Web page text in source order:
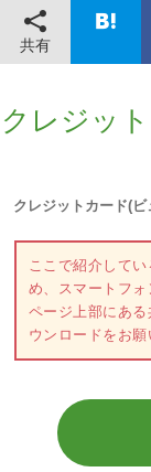
共有
クレジッ
クレジットカード(
ここで紹介して
め、スマートフォ
ページ上部にあ
ウンロードをお願